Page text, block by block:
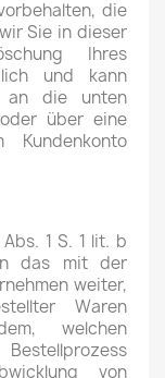
die
Sie in dieser
Ihres
und kann
an die unten
über eine
1 S. 1 lit. b
das mit der
weiter,
Waren
welchen
von